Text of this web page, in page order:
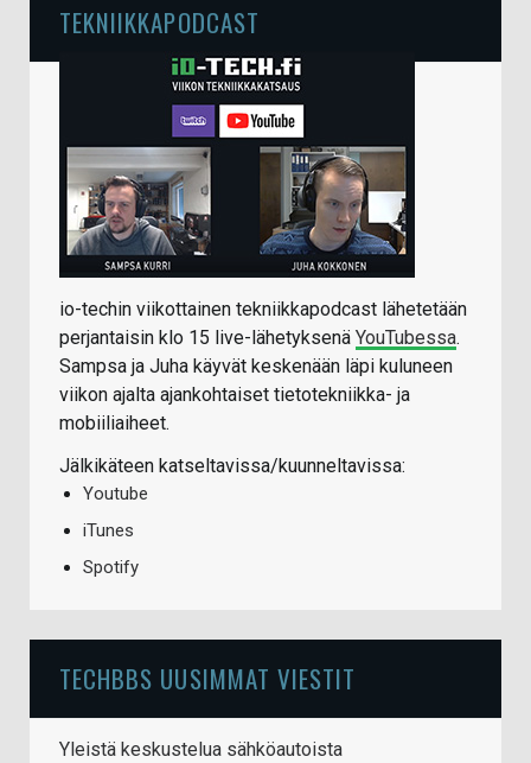
TEKNIIKKAPODCAST
io-techin viikottainen tekniikkapodcast lähetetään
perjantaisin klo 15 live-lähetyksenä YouTubessa.
Sampsa ja Juha käyvät keskenään läpi kuluneen
viikon ajalta ajankohtaiset tietotekniikka- ja
mobiiliaiheet.
Jälkikäteen katseltavissa/kuunneltavissa:
Youtube
iTunes
Spotify
TECHBBS UUSIMMAT VIESTIT
Yleistä keskustelua sähköautoista